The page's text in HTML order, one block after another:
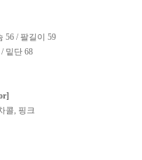
56 / 팔길이 59
밑단 68
콜, 핑크